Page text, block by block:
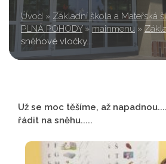
Úvod » Základní škola a Mateřská
PLNÁ POHODY » mainmenu »
sněhové vločky....
Už se moc těšíme, až
řádit na sněhu.....